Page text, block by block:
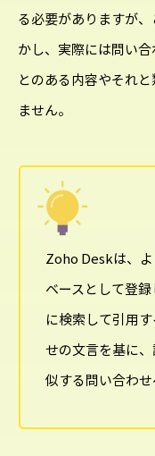
る必要がありますが
かし、実際には問い
とのある内容やそれ
ません。
Zoho Deskは、
ベースとして登
に検索して引用
せの文言を基に
似する問い合わせ